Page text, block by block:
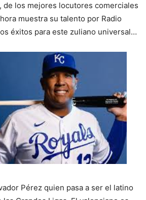
de los mejores locutores comerciales
muestra su talento por Radio
éxitos para este zuliano universal…
Pérez quien pasa a ser el latino